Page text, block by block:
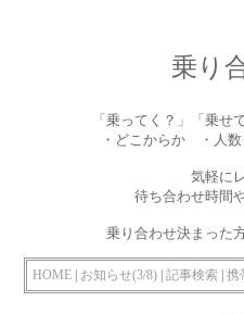
乗り
「乗ってく？」「乗せ
・どこからか ・人
気軽に
待ち合わせ時間
乗り合わせ決まった
HOME お知らせ(3/8) 記事検索 携